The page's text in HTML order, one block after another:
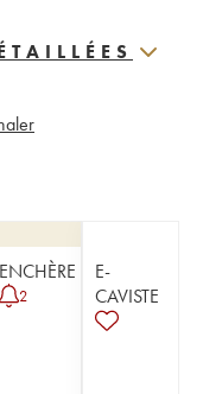
ENCHÈRE
2
E-
CAVISTE